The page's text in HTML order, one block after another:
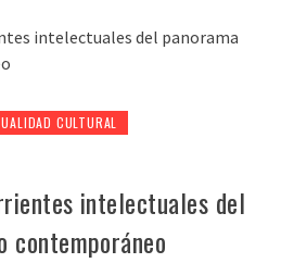
CULTURAL
intelectuales del